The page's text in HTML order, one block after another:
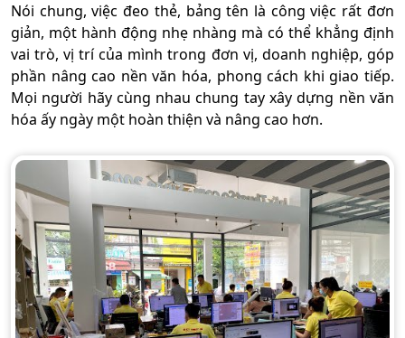
Nói chung, việc đeo thẻ, bảng tên là công việc rất đơn
giản, một hành động nhẹ nhàng mà có thể khẳng định
vai trò, vị trí của mình trong đơn vị, doanh nghiệp, góp
phần nâng cao nền văn hóa, phong cách khi giao tiếp.
Mọi người hãy cùng nhau chung tay xây dựng nền văn
hóa ấy ngày một hoàn thiện và nâng cao hơn.